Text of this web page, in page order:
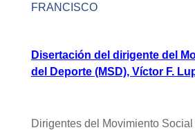
FRANCISCO
Disertación del dirigente del
del Deporte (MSD), Víctor F.
Dirigentes del Movimiento